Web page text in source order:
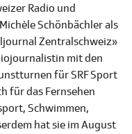
Radio und
Schönbächler als
Zentralschweiz»
mit den
für SRF Sport
für das Fernsehen
Schwimmen,
hat sie im August